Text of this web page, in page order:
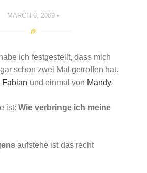
MARCH 6, 2009
ich festgestellt, dass mich
schon zwei Mal getroffen hat.
Fabian und einmal von Mandy.
ist: Wie verbringe ich meine
aufstehe ist das recht